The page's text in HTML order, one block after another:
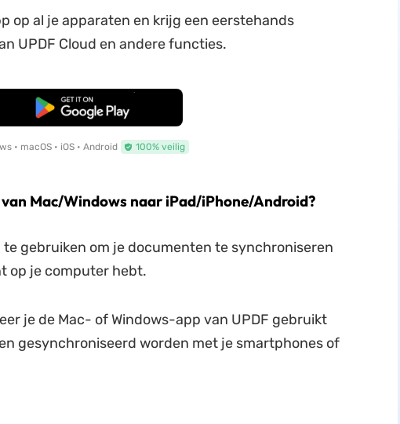
op al je apparaten en krijg een eerstehands
UPDF Cloud en andere functies.
Gratis Download
• macOS • iOS • Android 100% veilig
Mac/Windows naar iPad/iPhone/Android?
te gebruiken om je documenten te synchroniseren
op je computer hebt.
je de Mac- of Windows-app van UPDF gebruikt
gesynchroniseerd worden met je smartphones of